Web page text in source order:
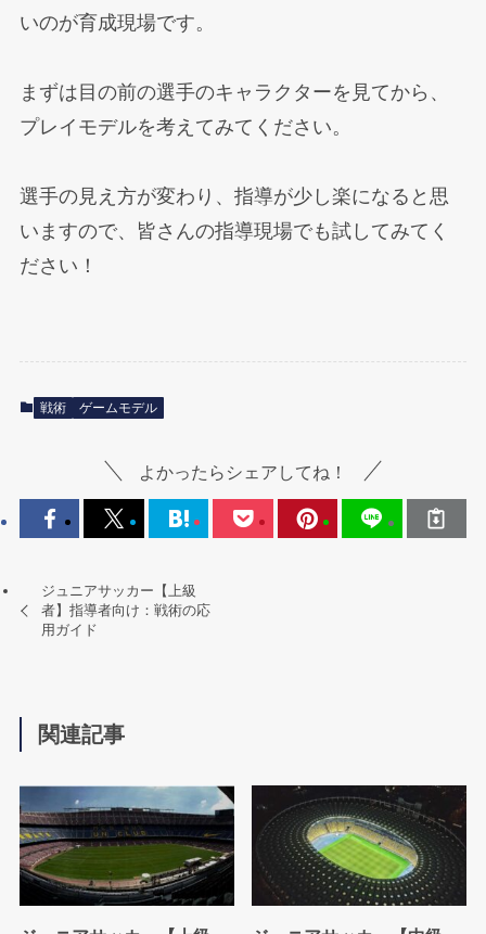
いのが育成現場です。
まずは目の前の選手のキャラクターを見てから、
プレイモデルを考えてみてください。
選手の見え方が変わり、指導が少し楽になると思
いますので、皆さんの指導現場でも試してみてく
ださい！
戦術 ゲームモデル
よかったらシェアしてね！
ジュニアサッカー【上級
者】指導者向け：戦術の応
用ガイド
関連記事